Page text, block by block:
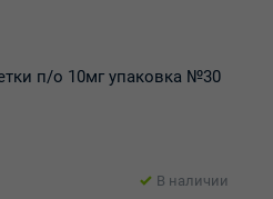
п/о 10мг упаковка №30
В наличии